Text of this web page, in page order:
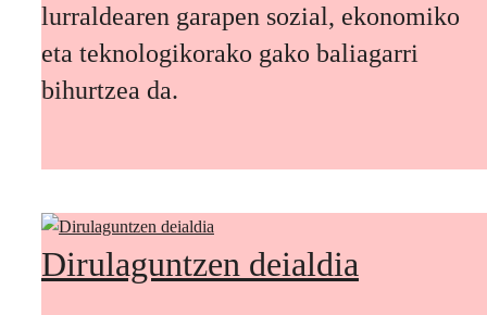
lurraldearen garapen sozial, ekonomiko
eta teknologikorako gako baliagarri
bihurtzea da.
Dirulaguntzen deialdia